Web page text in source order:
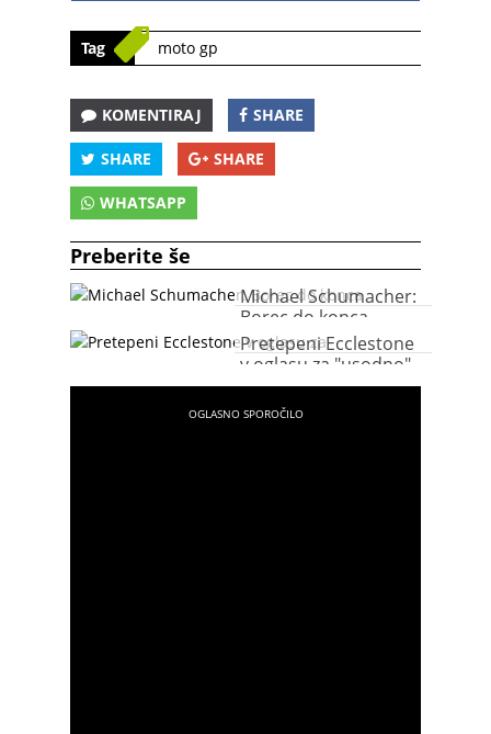
Tag moto gp
KOMENTIRAJ SHARE
SHARE SHARE
WHATSAPP
Preberite še
Michael Schumacher:
Borec do konca
Pretepeni Ecclestone
v oglasu za "usodno"
uro